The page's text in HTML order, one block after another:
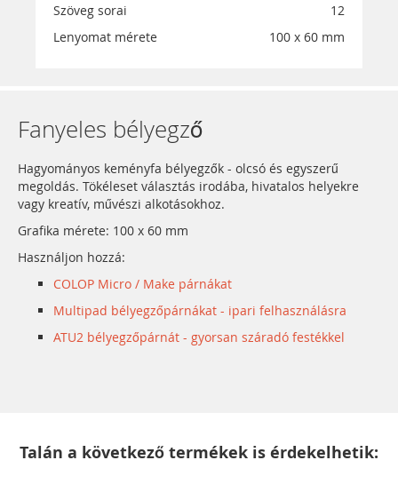
Szöveg sorai
12
Lenyomat mérete
100 x 60 mm
Fanyeles bélyegző
Hagyományos keményfa bélyegzők - olcsó és egyszerű
megoldás. Tökéleset választás irodába, hivatalos helyekre
vagy kreatív, művészi alkotásokhoz.
Grafika mérete: 100 x 60 mm
Használjon hozzá:
COLOP Micro / Make párnákat
Multipad bélyegzőpárnákat - ipari felhasználásra
ATU2 bélyegzőpárnát - gyorsan száradó festékkel
Talán a következő termékek is érdekelhetik: